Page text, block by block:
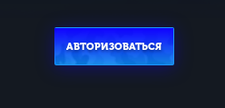
АВТОРИЗОВАТЬСЯ